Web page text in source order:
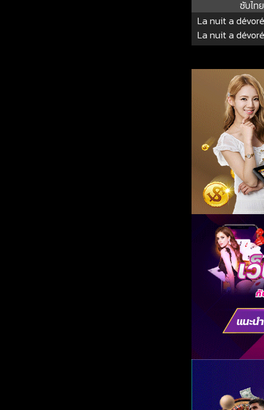
ซับไทย
La nuit a
La nuit a